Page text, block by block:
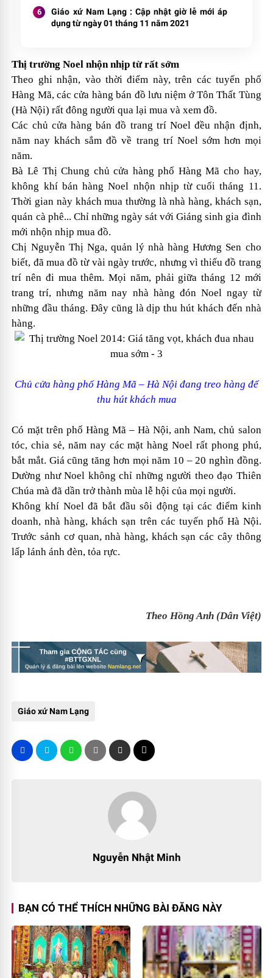
Giáo xứ Nam Lạng : Cập nhật giờ lễ mới áp
dụng từ ngày 01 tháng 11 năm 2021
Thị trường Noel nhộn nhịp từ rất sớm
Theo ghi nhận, vào thời điểm này, trên các tuyến phố
Hàng Mã, các cửa hàng bán đồ lưu niệm ở Tôn Thất Tùng
(Hà Nội) rất đông người qua lại mua và xem đồ.
Các chủ cửa hàng bán đồ trang trí Noel đều nhận định,
năm nay khách sắm đồ về trang trí Noel sớm hơn mọi
năm.
Bà Lê Thị Chung chủ cửa hàng phố Hàng Mã cho hay,
không khí bán hàng Noel nhộn nhịp từ cuối tháng 11.
Thời gian này khách mua thường là nhà hàng, khách sạn,
quán cà phê... Chỉ những ngày sát với Giáng sinh gia đình
mới nhộn nhịp mua đồ.
Chị Nguyễn Thị Nga, quản lý nhà hàng Hương Sen cho
biết, đã mua đồ từ vài ngày trước, nhưng vì thiếu đồ trang
trí nên đi mua thêm. Mọi năm, phải giữa tháng 12 mới
trang trí, nhưng năm nay nhà hàng đón Noel ngay từ
những đầu tháng. Đây cũng là dịp thu hút khách đến nhà
hàng.
Chủ cửa hàng phố Hàng Mã – Hà Nội đang treo hàng để
thu hút khách mua
Có mặt trên phố Hàng Mã – Hà Nội, anh Nam, chủ salon
tóc, chia sẻ, năm nay các mặt hàng Noel rất phong phú,
bắt mắt. Giá cũng tăng hơn mọi năm 10 – 20 nghìn đồng.
Dường như Noel không chỉ những người theo đạo Thiên
Chúa mà đã dần trở thành mùa lễ hội của mọi người.
Không khí Noel đã bắt đầu sôi động tại các điểm kinh
doanh, nhà hàng, khách sạn trên các tuyến phố Hà Nội.
Trước sảnh cơ quan, nhà hàng, khách sạn các cây thông
lấp lánh ánh đèn, tỏa rực.
Theo Hồng Anh (Dân Việt)
Giáo xứ Nam Lạng
Nguyễn Nhật Minh
BẠN CÓ THỂ THÍCH NHỮNG BÀI ĐĂNG NÀY